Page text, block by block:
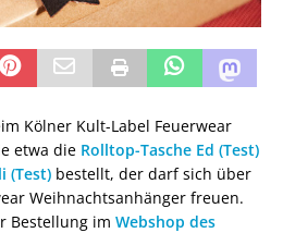
Kölner Kult-Label Feuerwear
etwa die Rolltop-Tasche Ed (Test)
(Test) bestellt, der darf sich über
Weihnachtsanhänger freuen.
Bestellung im Webshop des